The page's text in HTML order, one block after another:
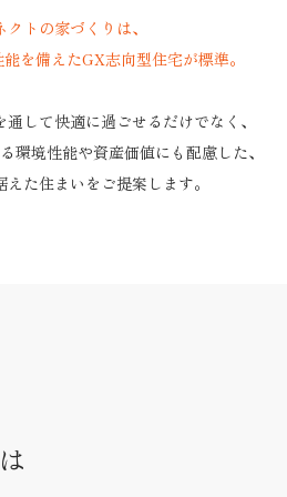
トの家づくりは、
を備えたGX志向型住宅が標準。
して快適に過ごせるだけでなく、
環境性能や資産価値にも配慮した、
た住まいをご提案します。